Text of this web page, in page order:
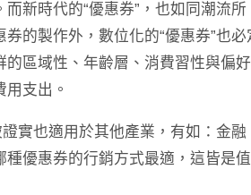
新時代的“優惠券”，也如同潮流所
的製作外，數位化的“優惠券”也必
區域性、年齡層、消費習性與偏好
支出。
實也適用於其他產業，有如：金融
優惠券的行銷方式最適，這皆是